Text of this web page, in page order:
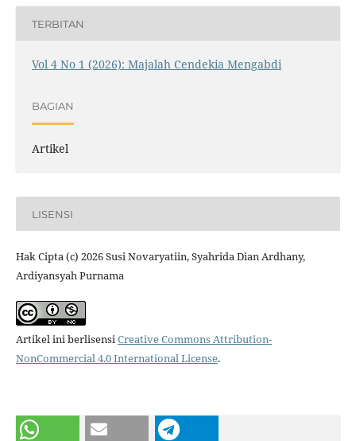
TERBITAN
Vol 4 No 1 (2026): Majalah Cendekia Mengabdi
BAGIAN
Artikel
LISENSI
Hak Cipta (c) 2026 Susi Novaryatiin, Syahrida Dian Ardhany,
Ardiyansyah Purnama
Artikel ini berlisensiCreative Commons Attribution-
NonCommercial 4.0 International License.